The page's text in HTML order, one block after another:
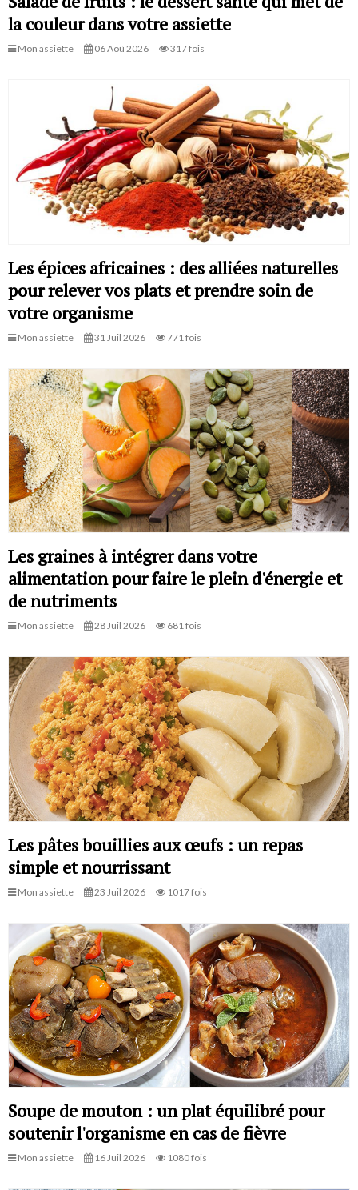
la couleur dans votre assiette
Mon assiette 06 Aoû 2026 317 fois
Les épices africaines : des alliées naturelles
pour relever vos plats et prendre soin de
votre organisme
Mon assiette 31 Juil 2026 771 fois
Les graines à intégrer dans votre
alimentation pour faire le plein d'énergie et
de nutriments
Mon assiette 28 Juil 2026 681 fois
Les pâtes bouillies aux œufs : un repas
simple et nourrissant
Mon assiette 23 Juil 2026 1017 fois
Soupe de mouton : un plat équilibré pour
soutenir l'organisme en cas de fièvre
Mon assiette 16 Juil 2026 1080 fois